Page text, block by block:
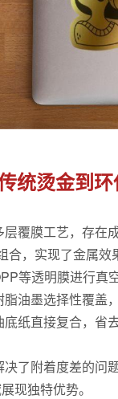
统烫金到
覆膜工艺，存在
，实现了金属效
等透明膜进行真
脂油墨选择性覆盖
纸直接复合，省
了附着度差的问
现独特优势。